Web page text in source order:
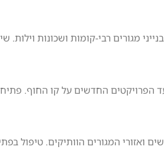
מגורים רבי-קומות ושכונות
הפרויקטים החדשים על קו החוף.
המגורים הוותיקים. טיפול